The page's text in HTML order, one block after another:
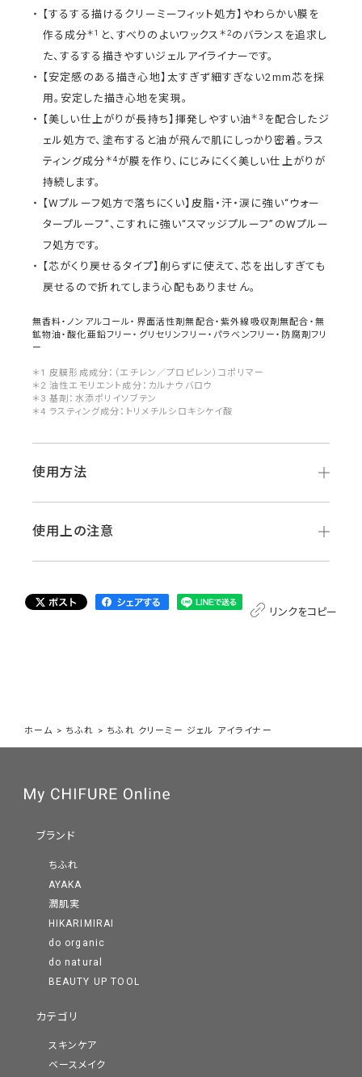
【するする描けるクリーミーフィット処方】やわらかい膜を
作る成分＊1 と、すべりのよいワックス ＊2のバランスを追求し
た、するする描きやすいジェルアイライナーです。
【安定感のある描き心地】太すぎず細すぎない2mm芯を採
用。安定した描き心地を実現。
【美しい仕上がりが長持ち】揮発しやすい油＊3 を配合したジ
ェル処方で、塗布すると油が飛んで肌にしっかり密着。ラス
ティング成分＊4が膜を作り、にじみにくく美しい仕上がりが
持続します。
【Wプルーフ処方で落ちにくい】皮脂・汗・涙に強い“ウォー
タープルーフ”、こすれに強い“スマッジプルーフ”のWプルー
フ処方です。
【芯がくり戻せるタイプ】削らずに使えて、芯を出しすぎても
戻せるので折れてしまう心配もありません。
無香料・ノンアルコール・界面活性剤無配合・紫外線吸収剤無配合・無
鉱物油・酸化亜鉛フリー・グリセリンフリー・パラベンフリー・防腐剤フリ
ー
＊1 皮膜形成成分：（エチレン／プロピレン）コポリマー
＊2 油性エモリエント成分：カルナウバロウ
＊3 基剤：水添ポリイソブテン
＊4 ラスティング成分：トリメチルシロキシケイ酸
使用方法
使用上の注意
リンクをコピー
ホーム > ちふれ > ちふれ クリーミー ジェル アイライナー
ブランド
ちふれ
AYAKA
潤肌実
HIKARIMIRAI
do organic
do natural
BEAUTY UP TOOL
カテゴリ
スキンケア
ベースメイク